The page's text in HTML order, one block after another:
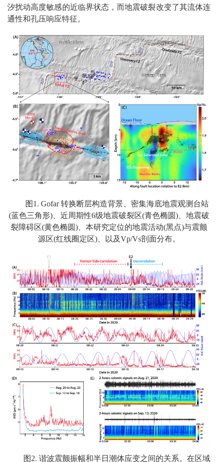
汐扰动高度敏感的近临界状态，而地震破裂改变了其流体连
通性和孔压响应特征。
图1. Gofar 转换断层构造背景、密集海底地震观测台站
(蓝色三角形)、近周期性6级地震破裂区(青色椭圆)、地震破
裂障碍区(黄色椭圆)、本研究定位的地震活动(黑点)与震颤
源区(红线圈定区)、以及Vp/Vs剖面分布。
图2. 谐波震颤振幅和半日潮体应变之间的关系。在区域